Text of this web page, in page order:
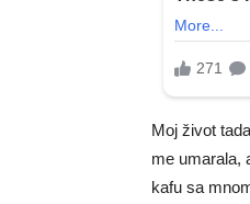
Moj život
me umarala,
kafu sa